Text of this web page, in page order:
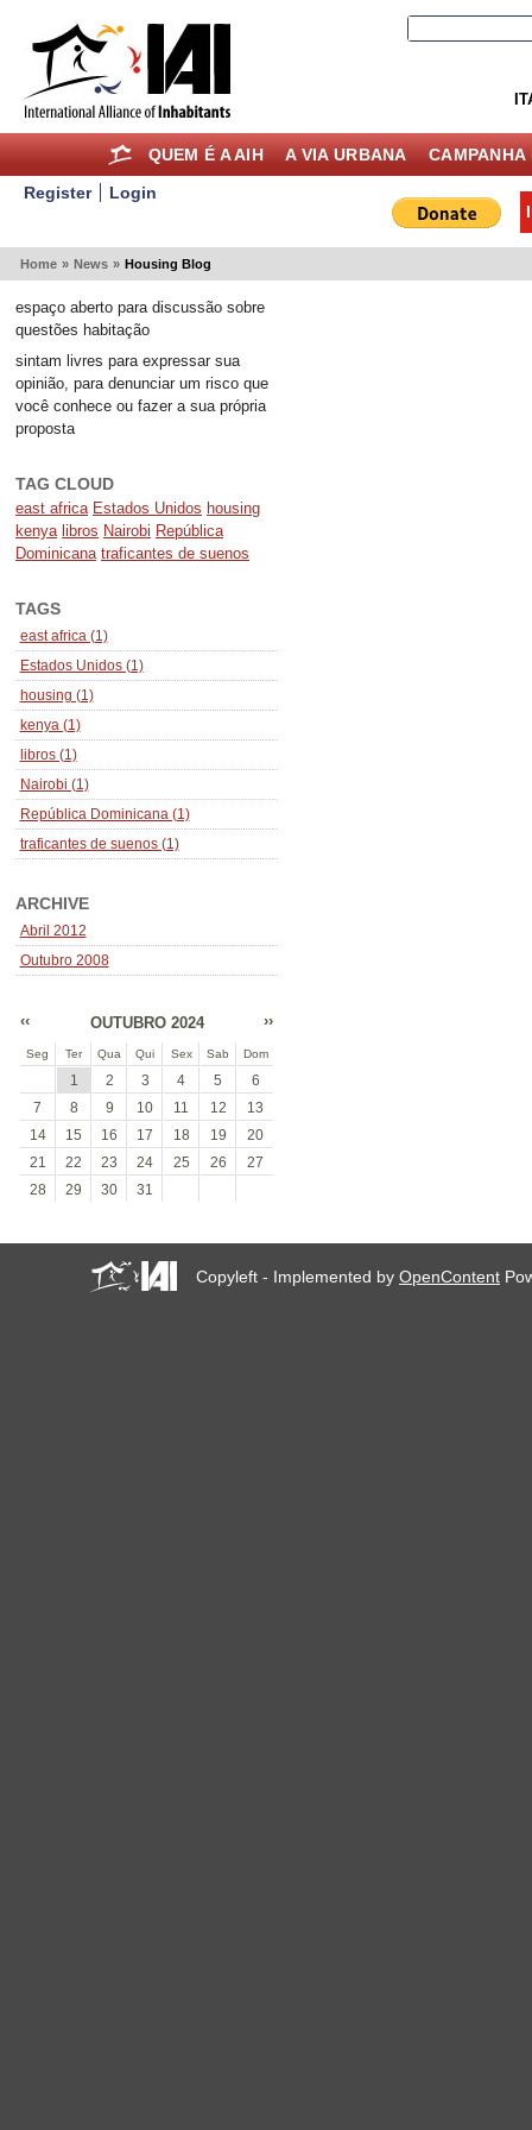
QUEM É A AIH A VIA URBANA CAMPANHA
Register
Login
Home » News » Housing Blog
espaço aberto para discussão sobre
questões habitação
sintam livres para expressar sua
opinião, para denunciar um risco que
você conhece ou fazer a sua própria
proposta
TAG CLOUD
east africa Estados Unidos housing
kenya libros Nairobi República
Dominicana traficantes de suenos
TAGS
east africa (1)
Estados Unidos (1)
housing (1)
kenya (1)
libros (1)
Nairobi (1)
República Dominicana (1)
traficantes de suenos (1)
ARCHIVE
Abril 2012
Outubro 2008
‹‹ ››
OUTUBRO 2024
Seg Ter Qua Qui Sex Sab Dom
1 2 3 4 5
6
7
8 9 10 11 12
13
14
15 16 17 18 19
20
21
22 23 24 25 26
27
28
29 30 31
Copyleft - Implemented byOpenContent